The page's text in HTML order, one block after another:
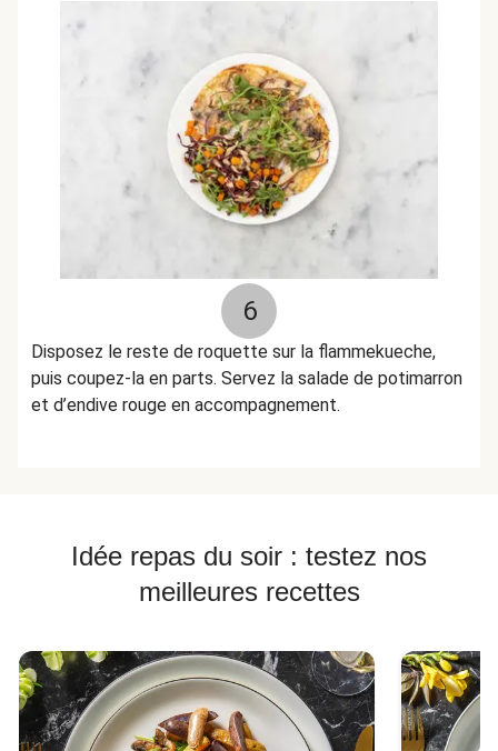
6
Disposez le reste de roquette sur la flammekueche,
puis coupez-la en parts. Servez la salade de potimarron
et d’endive rouge en accompagnement.
Idée repas du soir : testez nos
meilleures recettes